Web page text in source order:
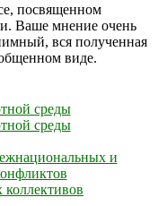
посвященном
Ваше мнение очень
вся полученная
виде.